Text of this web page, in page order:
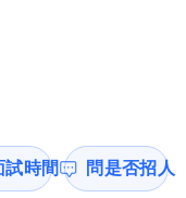
試時間 問是否招人